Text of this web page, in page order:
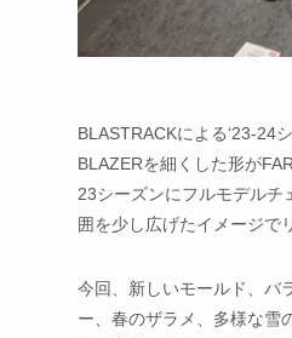
BLASTRACKによる‘23-24
BLAZERを細くした形が
23シーズンにフルモデルチ
囲を少し広げたイメージで
今回、新しいモールド、バ
ー、春のザラメ、多様な雪